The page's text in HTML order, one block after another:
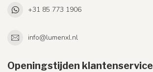
+31 85 773 1906
info@lumenxl.nl
Openingstijden klantenservice